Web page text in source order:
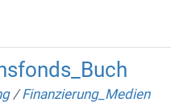
/Finanzierung_Medien